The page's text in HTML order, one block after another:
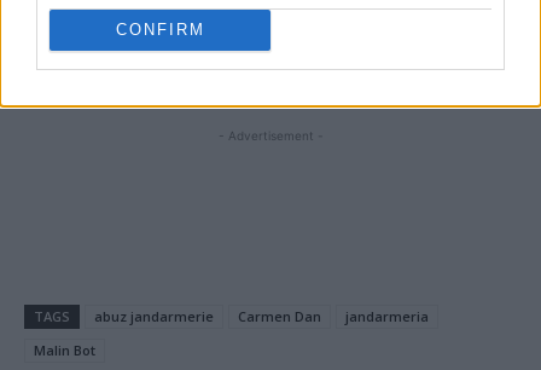
CONFIRM
proxeneți, 5 pedofili, 5 teroriști, 73 de
șantajiști, 476 de corupți, 1.329 de traficanți,
- Advertisement -
TAGS abuz jandarmerie Carmen Dan
jandarmeria
Malin Bot